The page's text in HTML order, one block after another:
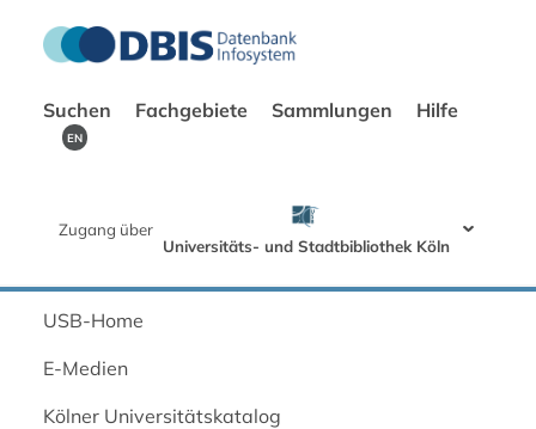
Suchen Fachgebiete Sammlungen Hilfe
EN
Zugang über
Universitäts- und Stadtbibliothek Köln
USB-Home
E-Medien
Kölner Universitätskatalog